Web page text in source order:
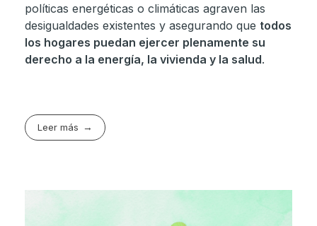
políticas energéticas o climáticas agraven las
desigualdades existentes y asegurando que todos
los hogares puedan ejercer plenamente su
derecho a la energía, la vivienda y la salud.
Leer más